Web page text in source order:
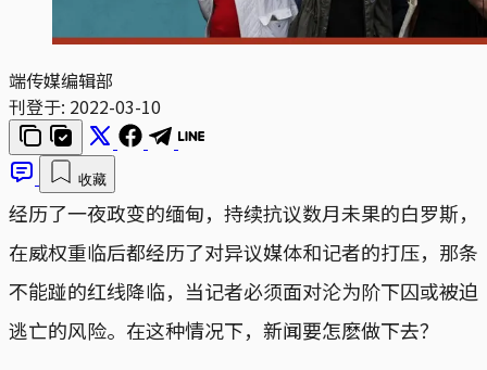
端传媒编辑部
刊登于: 2022-03-10
收藏
经历了一夜政变的缅甸，持续抗议数月未果的白罗斯，
在威权重临后都经历了对异议媒体和记者的打压，那条
不能踫的红线降临，当记者必须面对沦为阶下囚或被迫
逃亡的风险。在这种情况下，新闻要怎麽做下去？